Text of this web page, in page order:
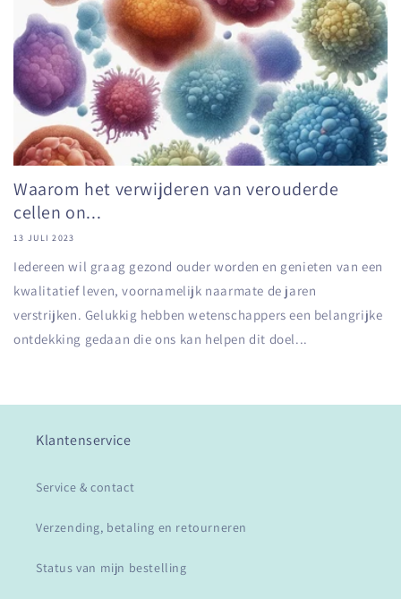
Waarom het verwijderen van verouderde
cellen on...
13 JULI 2023
Iedereen wil graag gezond ouder worden en genieten van een
kwalitatief leven, voornamelijk naarmate de jaren
verstrijken. Gelukkig hebben wetenschappers een belangrijke
ontdekking gedaan die ons kan helpen dit doel...
Klantenservice
Service & contact
Verzending, betaling en retourneren
Status van mijn bestelling